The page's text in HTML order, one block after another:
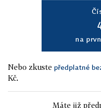
na
Nebo zkuste předplatné
Kč.
Máte již